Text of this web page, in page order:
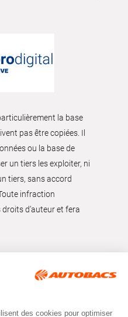
la base
pas être copiées. Il
ou la base de
un tiers les exploiter, ni
tiers, sans accord
infraction
d’auteur et fera